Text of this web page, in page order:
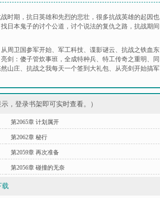
时期，抗日英雄和先烈的悲壮，很多抗战英雄的起因也
日本鬼子的讨个公道，讨个说法的复仇之路，抗战期间
周卫国参军开始、 军工科技、 谍影谜云、 抗战之铁血东
亮剑：傻子管炊事班，全成特种兵、 特工传奇之重明 、
同
山庄、 抗战之我每天一个签到大礼包、 从亮剑开始搞军
，登录书架即可实时查看。）
第2065章 计划属开
第2062章 秘行
第2059章 再次准备
第2056章 碰撞的无奈
载